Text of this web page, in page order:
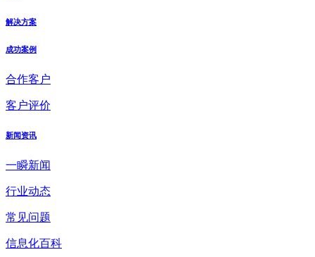
解决方案
成功案例
合作客户
客户评价
新闻资讯
一瞬新闻
行业动态
常见问题
信息化百科